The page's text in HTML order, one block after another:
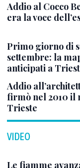
Addio al Cocco
era la voce
Primo giorno di
settembre: la
anticipati a
Addio
firmò nel 2010 il
Trieste
VIDEO
Le fiamme